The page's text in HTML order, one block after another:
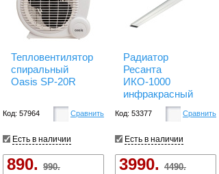
Тепловентилятор
спиральный
Oasis SP-20R
Код: 57964 Сравнить
Есть в наличии
890. 990.
Радиатор
Ресанта
ИКО-1000
инфракрасный
Код: 53377 Сравнить
Есть в наличии
3990. 4490.